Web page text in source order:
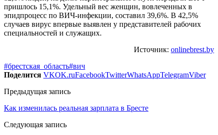
пришлось 15,1%. Удельный вес женщин, вовлеченных в
эпидпроцесс по ВИЧ-инфекции, составил 39,6%. В 42,5%
случаев вирус впервые выявлен у представителей рабочих
специальностей и служащих.
Источник: onlinebrest.by
#брестская_область#вич
Поделится VKOK.ruFacebookTwitterWhatsAppTelegramViber
Предыдущая запись
Как изменилась реальная зарплата в Бресте
Следующая запись